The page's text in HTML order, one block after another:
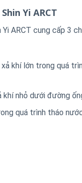
Yi ARCT
Yi ARCT cung cấp 3
khí lớn trong quá
khí nhỏ dưới đường
quá trình tháo